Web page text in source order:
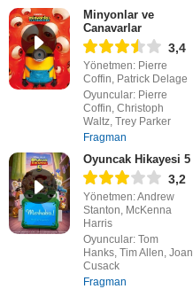
Minyonlar ve
Canavarlar
3,4
Yönetmen: Pierre
Coffin, Patrick Delage
Oyuncular: Pierre
Coffin, Christoph
Waltz, Trey Parker
Fragman
Oyuncak Hikayesi 5
3,2
Yönetmen: Andrew
Stanton, McKenna
Harris
Oyuncular: Tom
Hanks, Tim Allen, Joan
Cusack
Fragman